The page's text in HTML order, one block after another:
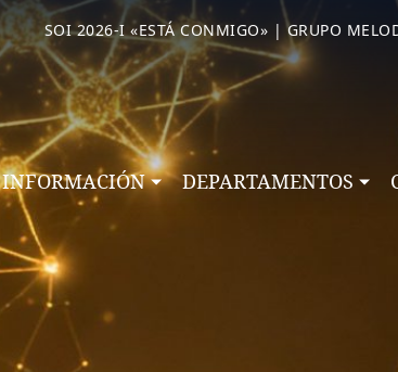
SOI 2026-I «ESTÁ CONMIGO» | GRUPO
INFORMACIÓN DEPARTAMENTOS